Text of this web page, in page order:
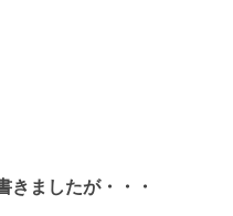
きましたが・・・